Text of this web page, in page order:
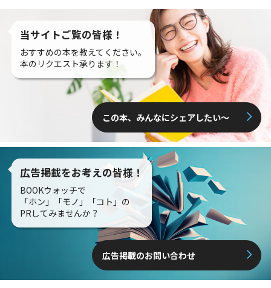
当サイトご覧の皆様！
おすすめの本を教えてください。
本のリクエスト承ります！
この本、みんなにシェアしたい〜
広告掲載をお考えの皆様！
BOOKウォッチで
「ホン」「モノ」「コト」の
PRしてみませんか？
広告掲載のお問い合わせ